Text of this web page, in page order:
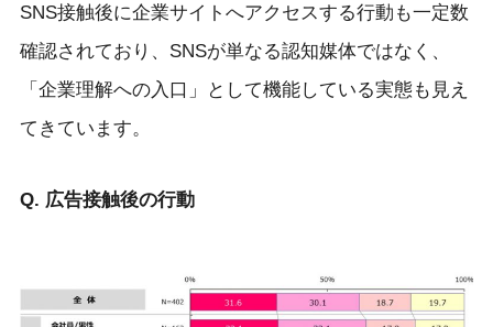
SNS接触後に企業サイトへアクセスする行動も一定数
確認されており、SNSが単なる認知媒体ではなく、
「企業理解への入口」として機能している実態も見え
てきています。
Q. 広告接触後の⾏動